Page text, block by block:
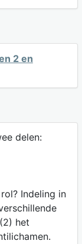
2 en
delen:
Indeling in
het